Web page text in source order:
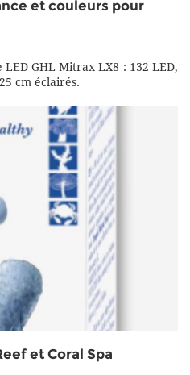
et couleurs pour
GHL Mitrax LX8 : 132 LED,
cm éclairés.
et Coral Spa